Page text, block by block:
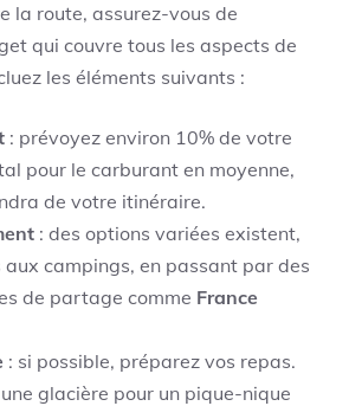
la route, assurez-vous de
qui couvre tous les aspects de
les éléments suivants :
: prévoyez environ 10% de votre
pour le carburant en moyenne,
de votre itinéraire.
: des options variées existent,
aux campings, en passant par des
de partage comme France
: si possible, préparez vos repas.
glacière pour un pique-nique